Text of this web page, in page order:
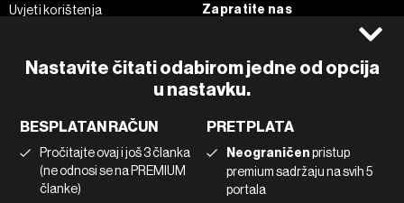
Nastavite čitati odabirom jedne od opcija
u nastavku.
BESPLATAN RAČUN
Pročitajte ovaj i još 3 članka
(ne odnosi se na PREMIUM
članke)
PRETPLATA
Neograničenpristup
premium sadržaju na svih 5
portala
Uvjeti korištenja
Politika kolačića
Korištenje umjetne inteligencije
Zapratite nas
Instagram
Twitter
Tiktok